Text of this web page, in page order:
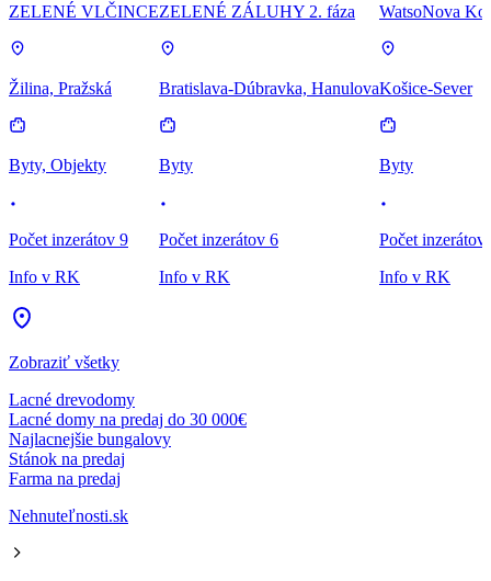
ZELENÉ VLČINCE
Žilina, Pražská
Byty, Objekty
Počet inzerátov 9
Info v RK
ZELENÉ ZÁLUHY 2. fáza
Bratislava-Dúbravka, Hanulova
Byty
Počet inzerátov 6
Info v RK
WatsoNova
Košice-Sever
Byty
Počet inzerátov
Info v RK
Zobraziť všetky
Lacné drevodomy
Lacné domy na predaj do 30 000€
Najlacnejšie bungalovy
Stánok na predaj
Farma na predaj
Nehnuteľnosti.sk